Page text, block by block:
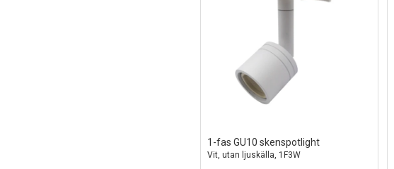
1-fas GU10 skenspotlight
Vit, utan ljuskälla, 1F3W